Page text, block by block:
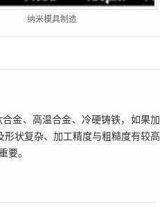
纳米模具制造
金、高温合金、冷硬铸铁，如果加
状复杂、加工精度与粗糙度有较高
要。